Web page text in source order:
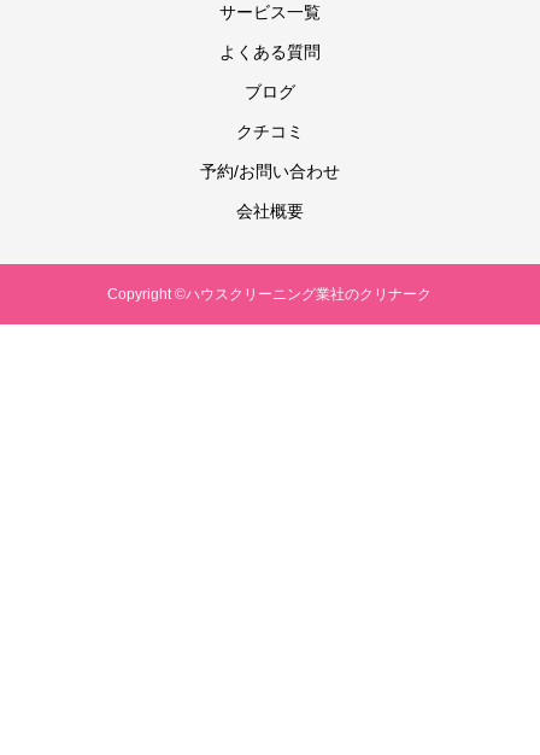
サービス一覧
よくある質問
ブログ
クチコミ
予約/お問い合わせ
会社概要
Copyright ©ハウスクリーニング業社のクリナーク